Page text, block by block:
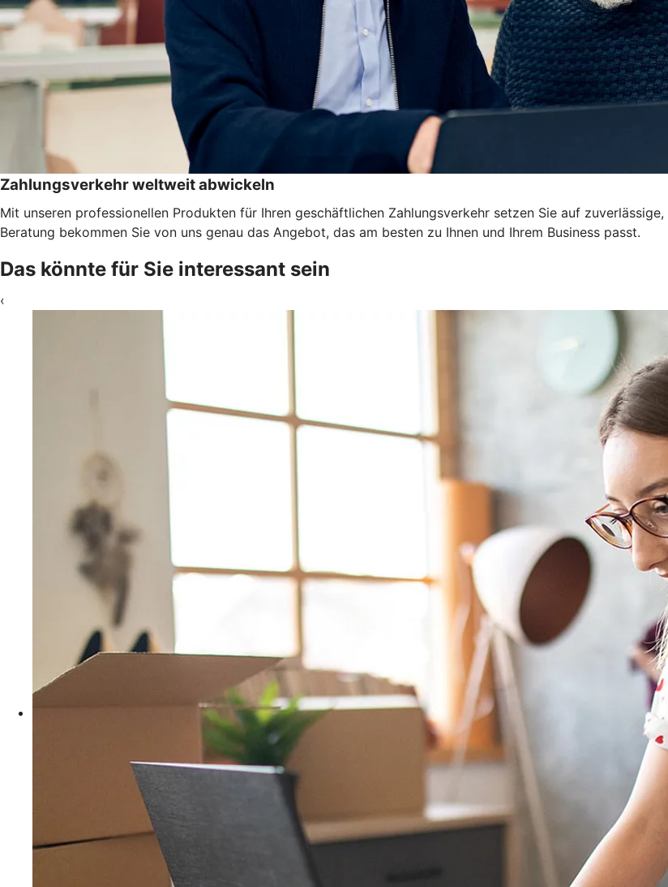
Zahlungsverkehr weltweit abwickeln
Mit unseren professionellen Produkten für Ihren geschäftlichen Zahlungsverkehr setzen Sie auf
Beratung bekommen Sie von uns genau das Angebot, das am besten zu Ihnen und Ihrem Business passt.
Das könnte für Sie interessant sein
‹